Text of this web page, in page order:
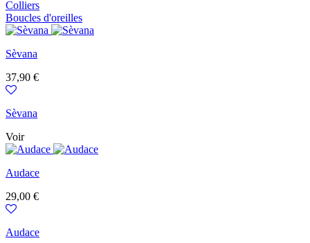
Colliers
Boucles d'oreilles
Sèvana
Prix
37,90 €
Sèvana
Voir
Audace
Prix
29,00 €
Audace